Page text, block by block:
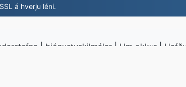
á hverju léni.
| Þjónustuskilmálar | Um okkur |